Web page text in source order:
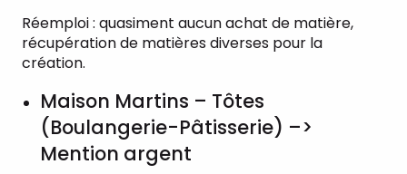
Réemploi : quasiment aucun achat de matière,
récupération de matières diverses pour la
création.
Maison Martins – Tôtes
(Boulangerie-Pâtisserie) –>
Mention argent